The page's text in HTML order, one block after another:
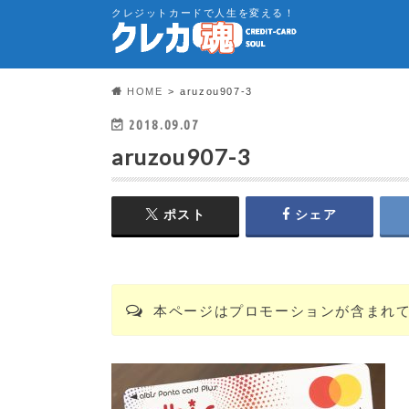
クレジットカードで人生を変える！
HOME aruzou907-3
2018.09.07
aruzou907-3
ポスト シェア
本ページはプロモーションが含まれ